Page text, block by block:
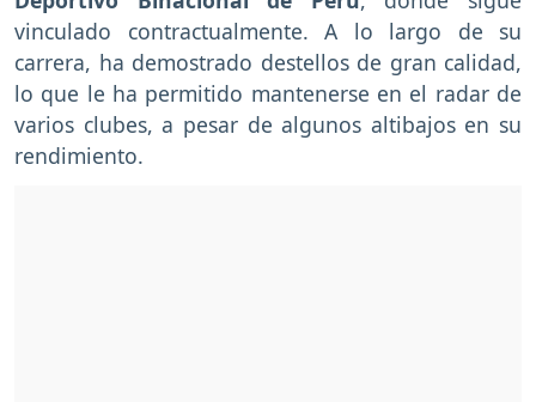
vinculado contractualmente. A lo largo de su
carrera, ha demostrado destellos de gran calidad,
lo que le ha permitido mantenerse en el radar de
varios clubes, a pesar de algunos altibajos en su
rendimiento.